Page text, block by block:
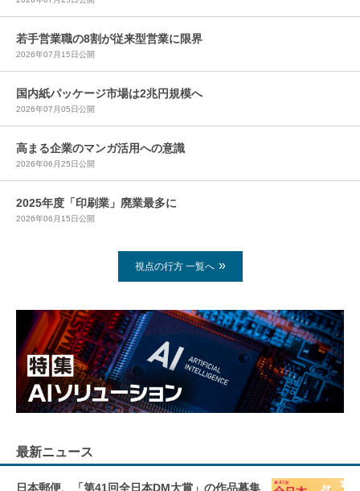
若手営業職の8割が従来型営業に限界
2026年07月15日公開
国内紙パッケージ市場は2兆円規模へ
2026年07月05日公開
高まる企業のマンガ活用への意識
2026年06月25日公開
2025年度「印刷業」廃業最多に
2026年06月15日公開
視点の行方 一覧へ
最新ニュース
日本郵便、「第41回全日本DM大賞」の作品募集